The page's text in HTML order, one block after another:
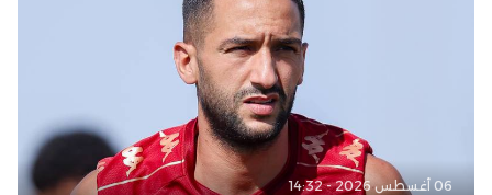
06 أغسطس 2026 - 14:32